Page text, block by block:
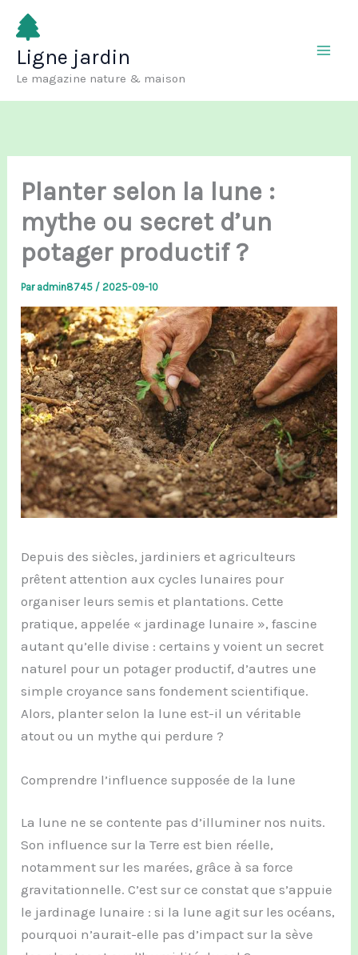
Aller
contenu
Ligne jardin
Le magazine nature & maison
Planter selon la lune :
mythe ou secret d’un
potager productif ?
Par admin8745 /2025-09-10
Depuis des siècles, jardiniers et agriculteurs
prêtent attention aux cycles lunaires pour
organiser leurs semis et plantations. Cette
pratique, appelée « jardinage lunaire », fascine
autant qu’elle divise : certains y voient un secret
naturel pour un potager productif, d’autres une
simple croyance sans fondement scientifique.
Alors, planter selon la lune est-il un véritable
atout ou un mythe qui perdure ?
Comprendre l’influence supposée de la lune
La lune ne se contente pas d’illuminer nos nuits.
Son influence sur la Terre est bien réelle,
notamment sur les marées, grâce à sa force
gravitationnelle. C’est sur ce constat que s’appuie
le jardinage lunaire : si la lune agit sur les océans,
pourquoi n’aurait-elle pas d’impact sur la sève